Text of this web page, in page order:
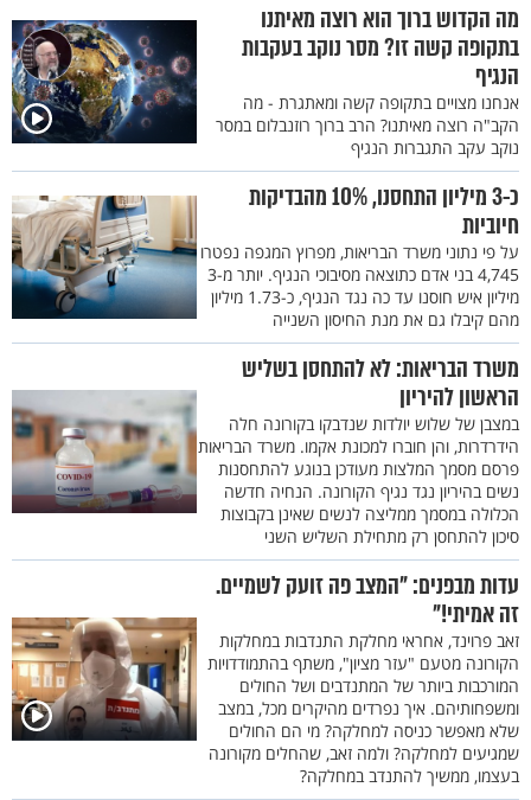
מה הקדוש ברוך הוא רוצה מאיתנו
בתקופה קשה זו? מסר נוקב בעקבות
הנגיף
אנחנו מצויים בתקופה קשה ומאתגרת - מה
הקב"ה רוצה מאיתנו? הרב ברוך רוזנבלום במסר
נוקב עקב התגברות הנגיף
כ-3 מיליון התחסנו, 10% מהבדיקות
חיוביות
על פי נתוני משרד הבריאות, מפרוץ המגפה נפטרו
4,745 בני אדם כתוצאה מסיבוכי הנגיף. יותר מ-3
מיליון איש חוסנו עד כה נגד הנגיף, כ-1.73 מיליון
מהם קיבלו גם את מנת החיסון השנייה
משרד הבריאות: לא להתחסן בשליש
הראשון להיריון
במצבן של שלוש יולדות שנדבקו בקורונה חלה
הידרדרות, והן חוברו למכונת אקמו. משרד הבריאות
פרסם מסמך המלצות מעודכן בנוגע להתחסנות
נשים בהיריון נגד נגיף הקורונה. הנחיה חדשה
הכלולה במסמך ממליצה לנשים שאינן בקבוצות
סיכון להתחסן רק מתחילת השליש השני
עדות מבפנים: "המצב פה זועק לשמיים.
זה אמיתי!"
זאב פרוינד, אחראי מחלקת התנדבות במחלקות
הקורונה מטעם "עזר מציון", משתף בהתמודדויות
המורכבות ביותר של המתנדבים ושל החולים
ומשפחותיהם. איך נפרדים מהיקרים מכל, במצב
שלא מאפשר כניסה למחלקה? מי הם החולים
שמגיעים למחלקה? ולמה זאב, שהחלים מקורונה
בעצמו, ממשיך להתנדב במחלקה?